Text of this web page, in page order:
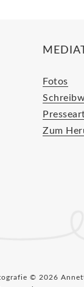
Fotos
Zum
© 2026